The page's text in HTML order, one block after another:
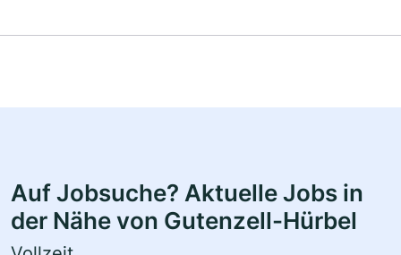
Auf Jobsuche? Aktuelle Jobs in
der Nähe von Gutenzell-Hürbel